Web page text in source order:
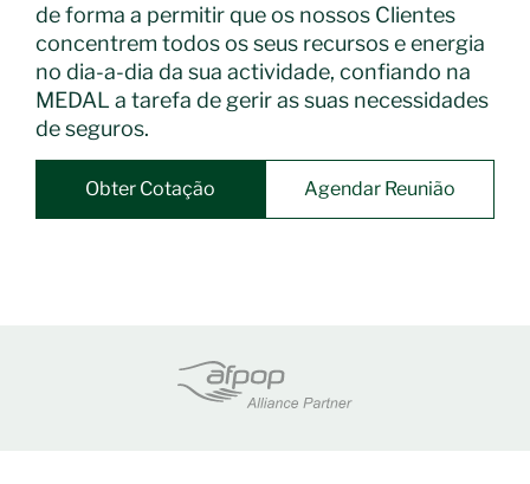
de forma a permitir que os nossos Clientes
concentrem todos os seus recursos e energia
no dia-a-dia da sua actividade, confiando na
MEDAL a tarefa de gerir as suas necessidades
de seguros.
Obter Cotação Agendar Reunião